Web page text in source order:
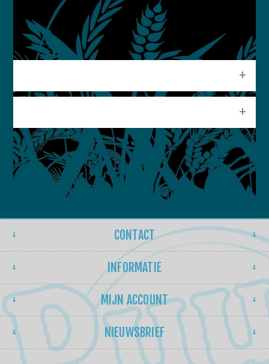
CONTACT
INFORMATIE
MIJN ACCOUNT
NIEUWSBRIEF